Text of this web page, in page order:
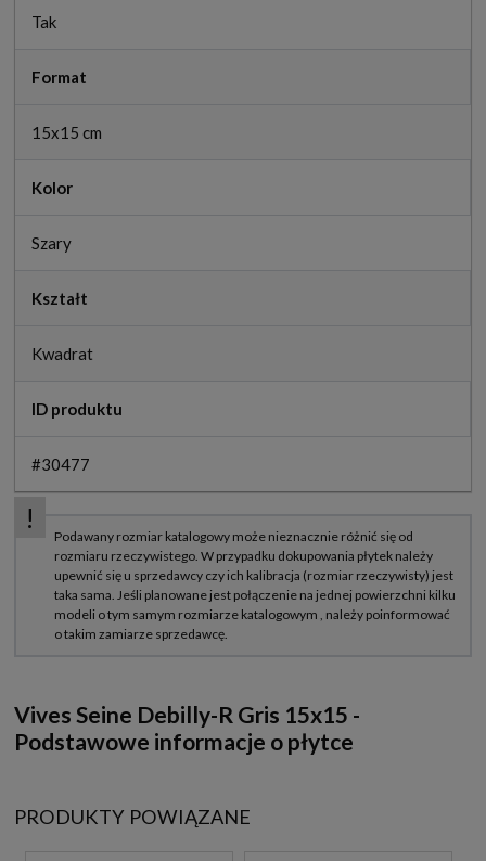
Tak
Format
15x15 cm
Kolor
Szary
Kształt
Kwadrat
ID produktu
#30477
Vives Seine Debilly-R Gris 15x15 -
Podstawowe informacje o płytce
PRODUKTY POWIĄZANE